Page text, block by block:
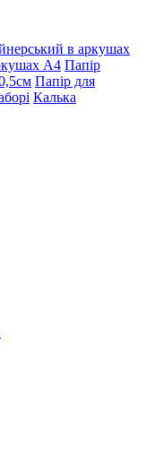
в аркушах
А4 Папір
Папір для
Калька